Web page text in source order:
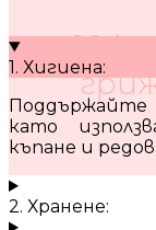
10
1. Хигиена:
Поддържайте
като
къпане и
2. Хранене: